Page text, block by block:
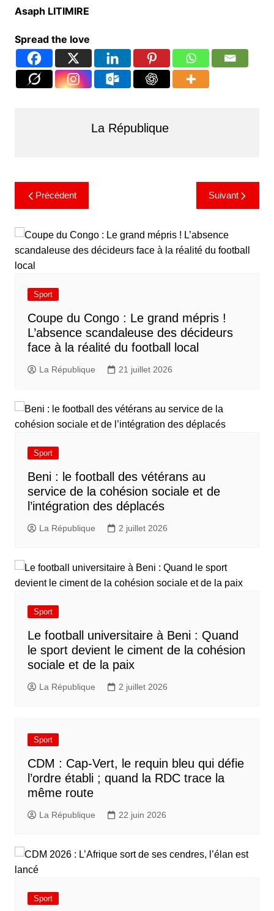
Asaph LITIMIRE
Spread the love
La République
Précédent Suivant
Sport
​Coupe du Congo : Le grand mépris !
L’absence scandaleuse des décideurs
face à la réalité du football local
La République 21 juillet 2026
Sport
Beni : le football des vétérans au
service de la cohésion sociale et de
l’intégration des déplacés​
La République 2 juillet 2026
Sport
Le football universitaire à Beni : Quand
le sport devient le ciment de la cohésion
sociale et de la paix
La République 2 juillet 2026
Sport
CDM : Cap-Vert, le requin bleu qui défie
l’ordre établi ; quand la RDC trace la
même route
La République 22 juin 2026
Sport